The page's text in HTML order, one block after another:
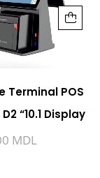
Terminal POS
“10.1 Display
MDL